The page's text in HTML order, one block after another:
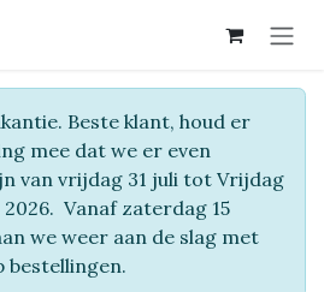
Beste klant, houd er
mee dat we er even
van vrijdag 31 juli tot Vrijdag
2026. Vanaf zaterdag 15
we weer aan de slag met
bestellingen.